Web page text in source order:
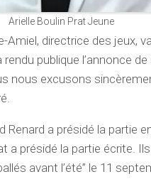
Arielle Boulin Prat Jeune
Amiel, directrice des jeux,
publique l’annonce
nous excusons
Renard a présidé la partie
a présidé la partie écrite.
avant l’été” le 11